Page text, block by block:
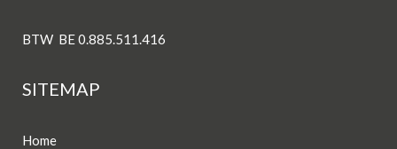
BTW BE 0.885.511.416
SITEMAP
Home